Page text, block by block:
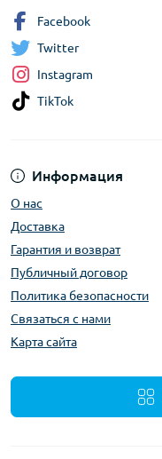
Информация
О нас
Доставка
Гарантия и возврат
Публичный договор
Политика безопасности
Связаться с нами
Карта сайта
Facebook
Twitter
Instagram
TikTok